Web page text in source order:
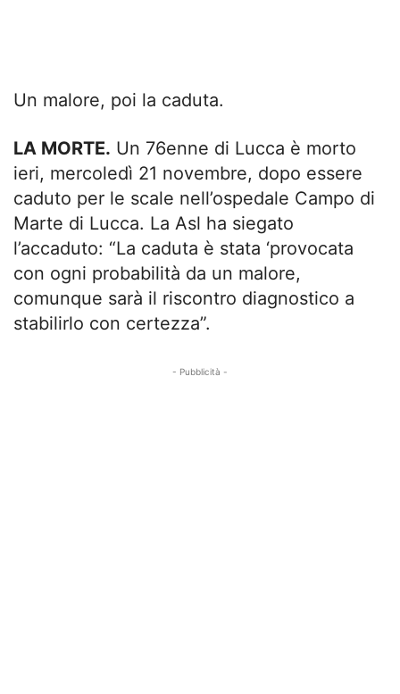
Un malore, poi la caduta.
LA MORTE. Un 76enne di Lucca è morto
ieri, mercoledì 21 novembre, dopo essere
caduto per le scale nell’ospedale Campo di
Marte di Lucca. La Asl ha siegato
l’accaduto: “La caduta è stata ‘provocata
con ogni probabilità da un malore,
comunque sarà il riscontro diagnostico a
stabilirlo con certezza”.
- Pubblicità -